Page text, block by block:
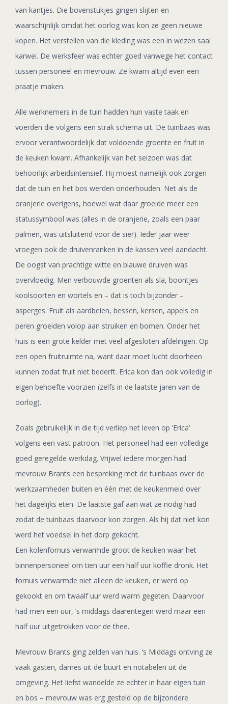
van kantjes. Die bovenstukjes gingen slijten en
waarschijnlijk omdat het oorlog was kon ze geen nieuwe
kopen. Het verstellen van die kleding was een in wezen saai
karwei. De werksfeer was echter goed vanwege het contact
tussen personeel en mevrouw. Ze kwam altijd even een
praatje maken.
Alle werknemers in de tuin hadden hun vaste taak en
voerden die volgens een strak schema uit. De tuinbaas was
ervoor verantwoordelijk dat voldoende groente en fruit in
de keuken kwam. Afhankelijk van het seizoen was dat
behoorlijk arbeidsintensief. Hij moest namelijk ook zorgen
dat de tuin en het bos werden onderhouden. Net als de
oranjerie overigens, hoewel wat daar groeide meer een
statussymbool was (alles in de oranjerie, zoals een paar
palmen, was uitsluitend voor de sier). Ieder jaar weer
vroegen ook de druivenranken in de kassen veel aandacht.
De oogst van prachtige witte en blauwe druiven was
overvloedig. Men verbouwde groenten als sla, boontjes
koolsoorten en wortels en – dat is toch bijzonder –
asperges. Fruit als aardbeien, bessen, kersen, appels en
peren groeiden volop aan struiken en bomen. Onder het
huis is een grote kelder met veel afgesloten afdelingen. Op
een open fruitruimte na, want daar moet lucht doorheen
kunnen zodat fruit niet bederft. Erica kon dan ook volledig in
eigen behoefte voorzien (zelfs in de laatste jaren van de
oorlog).
Zoals gebruikelijk in die tijd verliep het leven op ‘Erica’
volgens een vast patroon. Het personeel had een volledige
goed geregelde werkdag. Vrijwel iedere morgen had
mevrouw Brants een bespreking met de tuinbaas over de
werkzaamheden buiten en één met de keukenmeid over
het dagelijks eten. De laatste gaf aan wat ze nodig had
zodat de tuinbaas daarvoor kon zorgen. Als hij dat niet kon
werd het voedsel in het dorp gekocht.
Een kolenfornuis verwarmde groot de keuken waar het
binnenpersoneel om tien uur een half uur koffie dronk. Het
fornuis verwarmde niet alleen de keuken, er werd op
gekookt en om twaalf uur werd warm gegeten. Daarvoor
had men een uur, ‘s middags daarentegen werd maar een
half uur uitgetrokken voor de thee.
Mevrouw Brants ging zelden van huis. ‘s Middags ontving ze
vaak gasten, dames uit de buurt en notabelen uit de
omgeving. Het liefst wandelde ze echter in haar eigen tuin
en bos – mevrouw was erg gesteld op de bijzondere